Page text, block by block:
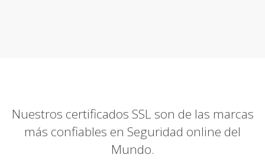
Nuestros certificados SSL son de las marcas
más confiables en Seguridad online del
Mundo.